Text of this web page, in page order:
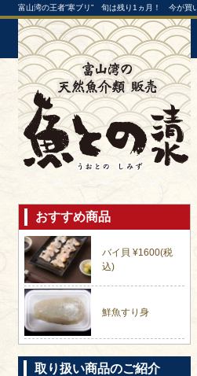
富山湾の王者”寒ブリ” 旬は残り1ヵ月！ 今が買
おすすめ商品
バイ貝 ¥1600(税
込)
鮮魚すり身
取り扱い商品のご紹介